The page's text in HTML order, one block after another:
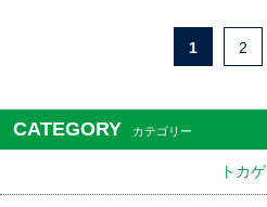
1 2
CATEGORY カテゴリー
トカゲ